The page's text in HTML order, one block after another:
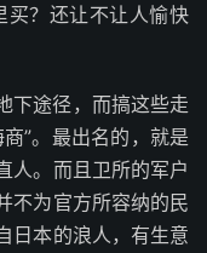
？还让不让人愉快
下途径，而搞这些走
”。最出名的，就是
人。而且卫所的军户
不为官方所容纳的民
日本的浪人，有生意